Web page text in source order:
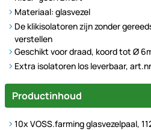
Materiaal: glasvezel
De klikisolatoren zijn zonder
verstellen
Geschikt voor draad, koord tot Ø
Extra isolatoren los leverbaar,
Productinhoud
10x VOSS.farming glasvezelpaal,